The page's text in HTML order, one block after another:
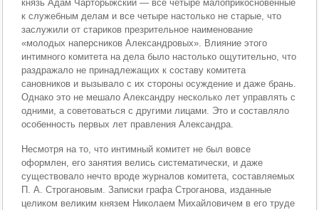
князь Адам Чарторыжский — все четыре малоприкосновенные
к служебным делам и все четыре настолько не старые, что
заслужили от стариков презрительное наименование
«молодых наперсников Александровых». Влияние этого
интимного комитета на дела было настолько ощутительно, что
раздражало не принадлежащих к составу комитета
сановников и вызывало с их стороны осуждение и даже брань.
Однако это не мешало Александру несколько лет управлять с
одними, а советоваться с другими лицами. Это и составляло
особенность первых лет правления Александра.
Несмотря на то, что интимный комитет не был вовсе
оформлен, его занятия велись систематически, и даже
существовало нечто вроде журналов комитета, составляемых
П. А. Строгановым. Записки графа Строганова, изданные
целиком великим князем Николаем Михайловичем в его труде